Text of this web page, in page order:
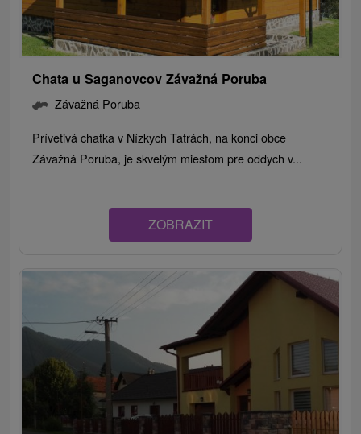
Chata u Saganovcov Závažná Poruba
Závažná Poruba
Prívetivá chatka v Nízkych Tatrách, na konci obce
Závažná Poruba, je skvelým miestom pre oddych v...
ZOBRAZIT